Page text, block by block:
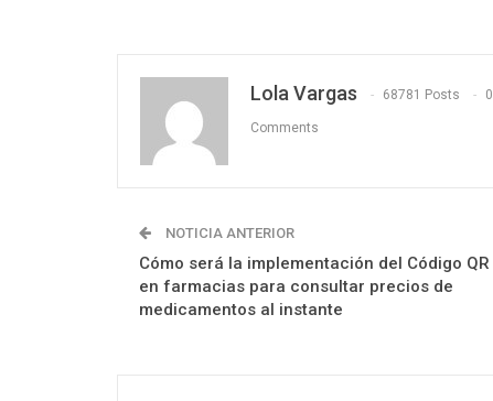
Lola Vargas 68781 Posts 0
Comments
NOTICIA ANTERIOR
Cómo será la implementación del Código QR
en farmacias para consultar precios de
medicamentos al instante